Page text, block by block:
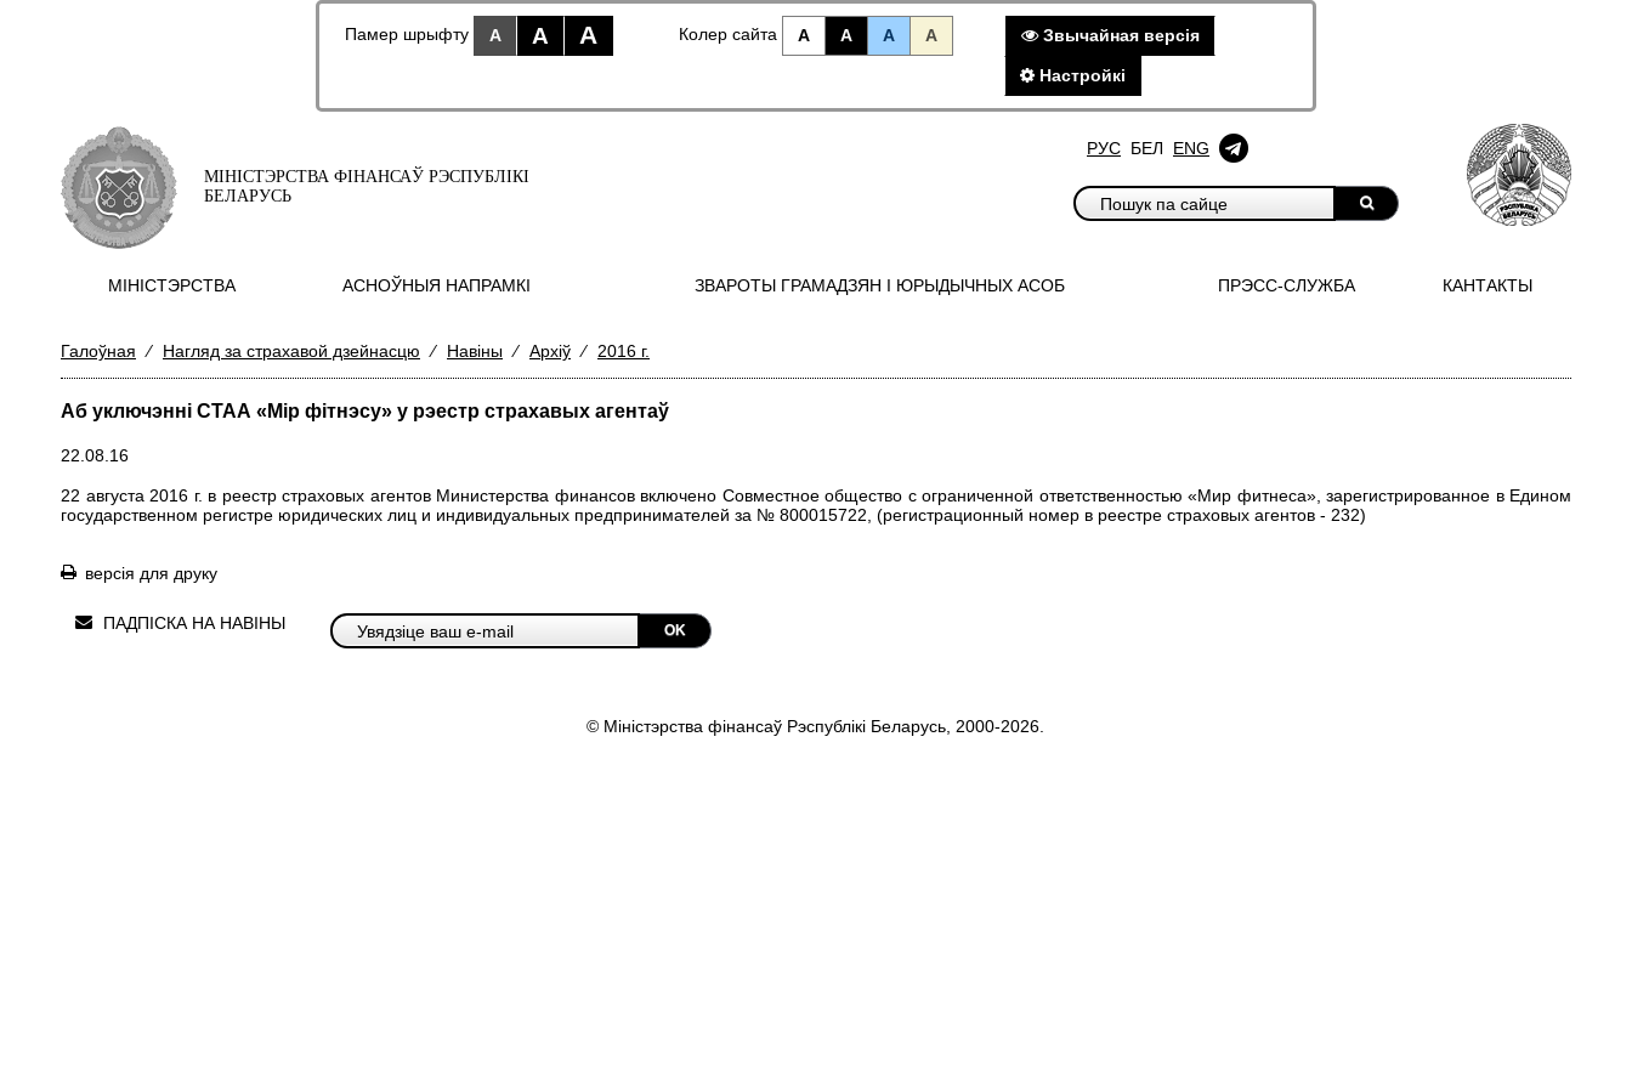
Памер шрыфту A A A Колер сайта A A A A Звычайная версiя
Настройкi
МІНІСТЭРСТВА ФІНАНСАЎ РЭСПУБЛІКІ
БЕЛАРУСЬ
РУС БЕЛ ENG
МIНIСТЭРСТВА АСНОЎНЫЯ НАПРАМКI ЗВАРОТЫ ГРАМАДЗЯН I ЮРЫДЫЧНЫХ АСОБ ПРЭСС-СЛУЖБА КАНТАКТЫ
Галоўная ⁄ Нагляд за страхавой дзейнасцю ⁄ Навіны ⁄ Архіў ⁄ 2016 г.
Аб уключэнні СТАА «Мір фітнэсу» у рэестр страхавых агентаў
22.08.16
22 августа 2016 г. в реестр страховых агентов Министерства финансов включено Совместное общество с ограниченной ответственностью «Мир фитнеса», зарегистрированное в Едином
государственном регистре юридических лиц и индивидуальных предпринимателей за № 800015722, (регистрационный номер в реестре страховых агентов - 232)
версія для друку
ПАДПІСКА НА НАВІНЫ OK
© Міністэрства фінансаў Рэспублікі Беларусь, 2000-2026.